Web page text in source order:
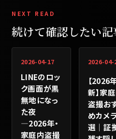
NEXT READ
続けて確認したい
2026-04-17
LINEのロッ
ク画面が黒
無地になっ
た夜
―2026年・
家庭内盗撮
2026-04-
【2026
新】家
盗撮お
めカメ
選｜証